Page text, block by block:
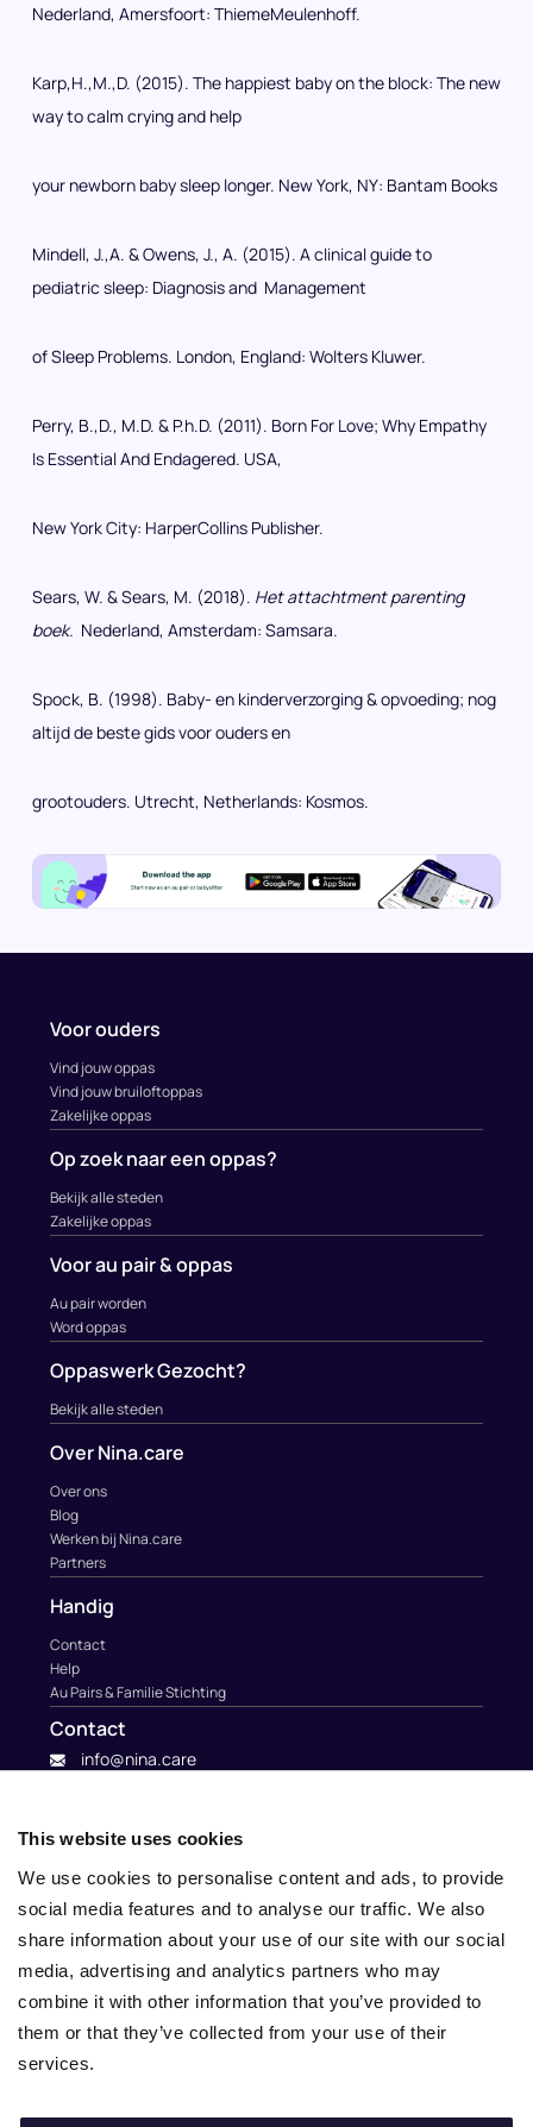
This website uses cookies
We use cookies to personalise content and ads, to provide
social media features and to analyse our traffic. We also
share information about your use of our site with our social
media, advertising and analytics partners who may
combine it with other information that you’ve provided to
them or that they’ve collected from your use of their
services.
Nederland, Amersfoort: ThiemeMeulenhoff.
Karp,H.,M.,D. (2015). The happiest baby on the block: The new
way to calm crying and help
your newborn baby sleep longer. New York, NY: Bantam Books
Mindell, J.,A. & Owens, J., A. (2015). A clinical guide to
pediatric sleep: Diagnosis and Management
of Sleep Problems. London, England: Wolters Kluwer.
Perry, B.,D., M.D. & P.h.D. (2011). Born For Love; Why Empathy
Is Essential And Endagered. USA,
New York City: HarperCollins Publisher.
Sears, W. & Sears, M. (2018). Het attachtment parenting
boek. Nederland, Amsterdam: Samsara.
Spock, B. (1998). Baby- en kinderverzorging & opvoeding; nog
altijd de beste gids voor ouders en
grootouders. Utrecht, Netherlands: Kosmos.
Voor ouders
Vind jouw oppas
Vind jouw bruiloftoppas
Zakelijke oppas
Op zoek naar een oppas?
Bekijk alle steden
Zakelijke oppas
Voor au pair & oppas
Au pair worden
Word oppas
Oppaswerk Gezocht?
Bekijk alle steden
Over Nina.care
Over ons
Blog
Werken bij Nina.care
Partners
Handig
Contact
Help
Au Pairs & Familie Stichting
Contact
info@nina.care
© 2010 – 2025 Nina.care –